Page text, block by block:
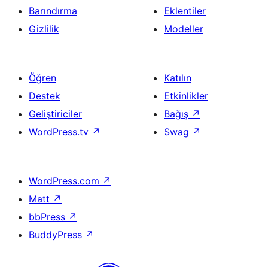
Barındırma
Gizlilik
Eklentiler
Modeller
Öğren
Destek
Geliştiriciler
WordPress.tv ↗
Katılın
Etkinlikler
Bağış ↗
Swag ↗
WordPress.com ↗
Matt ↗
bbPress ↗
BuddyPress ↗